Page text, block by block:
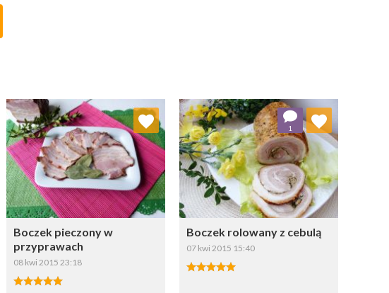
Boczek pieczony w
przyprawach
08 kwi 2015 23:18
Dodaj do ulubionych
Wybierz listę:
Boczek rolowany z cebulą
07 kwi 2015 15:40
1
Dodaj do ulubionych
Wybierz listę: